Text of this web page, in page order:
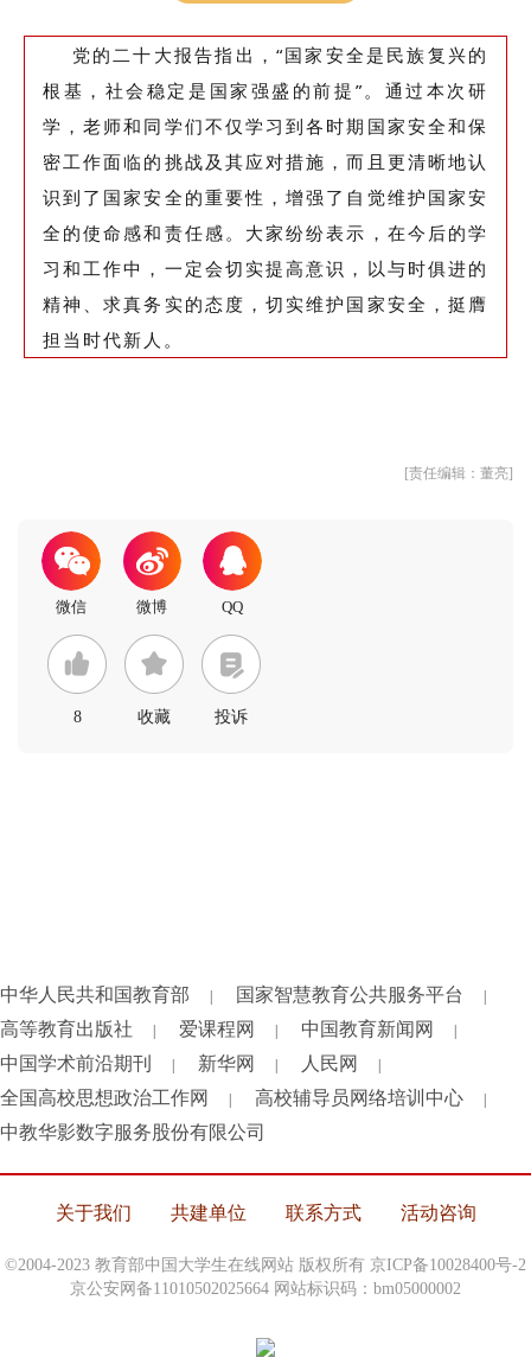
党的二十大报告指出，“国家安全是民族复兴的
根基，社会稳定是国家强盛的前提”。通过本次研
学，老师和同学们不仅学习到各时期国家安全和保
密工作面临的挑战及其应对措施，而且更清晰地认
识到了国家安全的重要性，增强了自觉维护国家安
全的使命感和责任感。大家纷纷表示，在今后的学
习和工作中，一定会切实提高意识，以与时俱进的
精神、求真务实的态度，切实维护国家安全，挺膺
担当时代新人。
[责任编辑：董亮]
8 收藏 投诉
中华人民共和国教育部 | 国家智慧教育公共服务平台 |
高等教育出版社 | 爱课程网 | 中国教育新闻网 |
中国学术前沿期刊 | 新华网 | 人民网 |
全国高校思想政治工作网 | 高校辅导员网络培训中心 |
中教华影数字服务股份有限公司
关于我们 共建单位 联系方式 活动咨询
©2004-2023 教育部中国大学生在线网站 版权所有 京ICP备10028400号-2
京公安网备11010502025664 网站标识码：bm05000002